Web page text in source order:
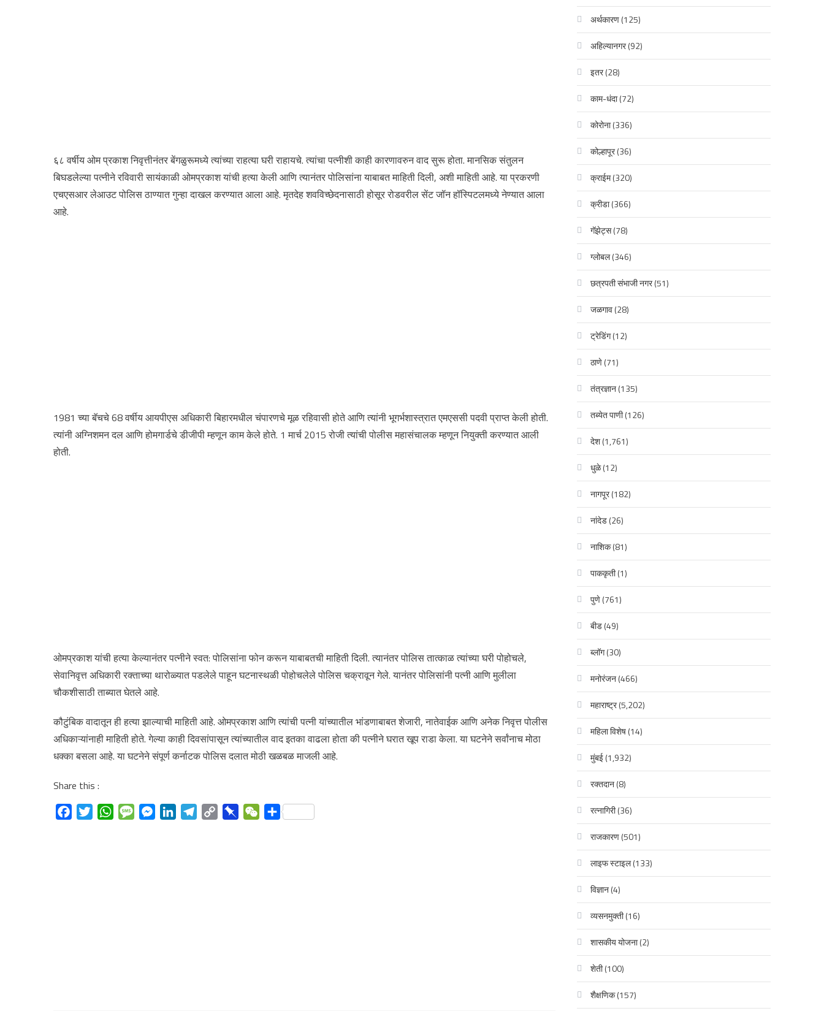
६८ वर्षीय ओम प्रकाश निवृत्तीनंतर बेंगळुरूमध्ये त्यांच्या राहत्या घरी राहायचे. त्यांचा पत्नीशी काही कारणावरुन वाद सुरू होता. मानसिक संतुलन
बिघडलेल्या पत्नीने रविवारी सायंकाळी ओमप्रकाश यांची हत्या केली आणि त्यानंतर पोलिसांना याबाबत माहिती दिली, अशी माहिती आहे. या प्रकरणी
एचएसआर लेआउट पोलिस ठाण्यात गुन्हा दाखल करण्यात आला आहे. मृतदेह शवविच्छेदनासाठी होसूर रोडवरील सेंट जॉन हॉस्पिटलमध्ये नेण्यात आला
आहे.
1981 च्या बॅचचे 68 वर्षीय आयपीएस अधिकारी बिहारमधील चंपारणचे मूळ रहिवासी होते आणि त्यांनी भूगर्भशास्त्रात एमएससी पदवी प्राप्त केली होती.
त्यांनी अग्निशमन दल आणि होमगार्डचे डीजीपी म्हणून काम केले होते. 1 मार्च 2015 रोजी त्यांची पोलीस महासंचालक म्हणून नियुक्ती करण्यात आली
होती.
ओमप्रकाश यांची हत्या केल्यानंतर पत्नीने स्वत: पोलिसांना फोन करून याबाबतची माहिती दिली. त्यानंतर पोलिस तात्काळ त्यांच्या घरी पोहोचले,
सेवानिवृत्त अधिकारी रक्ताच्या थारोळ्यात पडलेले पाहून घटनास्थळी पोहोचलेले पोलिस चक्रावून गेले. यानंतर पोलिसांनी पत्नी आणि मुलीला
चौकशीसाठी ताब्यात घेतले आहे.
कौटुंबिक वादातून ही हत्या झाल्याची माहिती आहे. ओमप्रकाश आणि त्यांची पत्नी यांच्यातील भांडणाबाबत शेजारी, नातेवाईक आणि अनेक निवृत्त पोलीस
अधिकाऱ्यांनाही माहिती होते. गेल्या काही दिवसांपासून त्यांच्यातील वाद इतका वाढला होता की पत्नीने घरात खूप राडा केला. या घटनेने सर्वांनाच मोठा
धक्का बसला आहे. या घटनेने संपूर्ण कर्नाटक पोलिस दलात मोठी खळबळ माजली आहे.
Share this :
FacebookTwitterWhatsAppMessageMessengerLinkedInTelegram
Copy
PinboardWeChatShare
अर्थकारण(125)
अहिल्यानगर(92)
इतर(28)
काम-धंदा(72)
कोरोना(336)
कोल्हापूर(36)
क्राईम(320)
क्रीडा(366)
गॅझेट्स(78)
ग्लोबल(346)
छत्रपती संभाजी नगर(51)
जळगाव(28)
ट्रेडिंग(12)
ठाणे(71)
तंत्रज्ञान(135)
तब्येत पाणी(126)
देश(1,761)
धुळे(12)
नागपूर(182)
नांदेड(26)
नाशिक(81)
पाककृती(1)
पुणे(761)
बीड(49)
ब्लॉग(30)
मनोरंजन(466)
महाराष्ट्र(5,202)
महिला विशेष(14)
मुंबई(1,932)
रक्‍तदान(8)
रत्नागिरी(36)
राजकारण(501)
लाइफ स्टाइल(133)
विज्ञान(4)
व्यसनमुक्ती(16)
शासकीय योजना(2)
शेती(100)
शैक्षणिक(157)